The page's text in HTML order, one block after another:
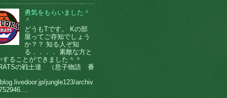
勇気をもらいました＾
＾
どうもTです。 Kの部
屋ってご存知でしょう
か？？ 知る人ぞ知
る．．．． 素敵な方と
することができました＾＾
の戦士達 （息子物語 番
jungle123/archiv